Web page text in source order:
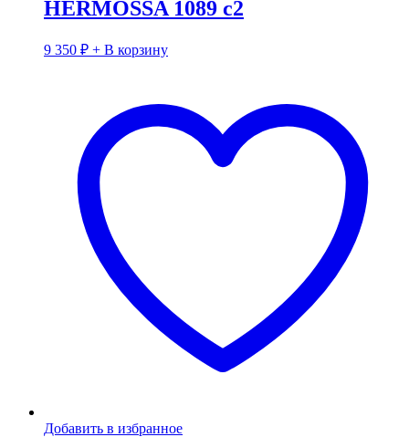
HERMOSSA 1089 с2
9 350 ₽ + В корзину
Добавить в избранное